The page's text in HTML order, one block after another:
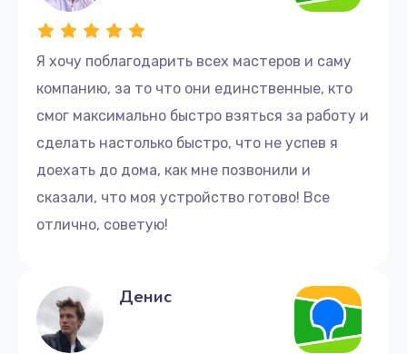
Я хочу поблагодарить всех мастеров и саму
компанию, за то что они единственные, кто
смог максимально быстро взяться за работу и
сделать настолько быстро, что не успев я
доехать до дома, как мне позвонили и
сказали, что моя устройство готово! Все
отлично, советую!
Денис